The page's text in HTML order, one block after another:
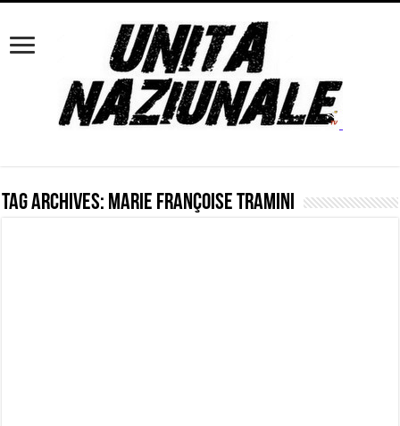
Tag Archives: Marie Françoise Tramini